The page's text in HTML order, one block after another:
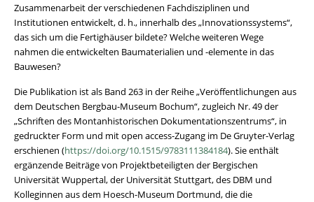
Zusammenarbeit der verschiedenen Fachdisziplinen und
Institutionen entwickelt, d. h., innerhalb des „Innovationssystems“,
das sich um die Fertighäuser bildete? Welche weiteren Wege
nahmen die entwickelten Baumaterialien und -elemente in das
Bauwesen?
Die Publikation ist als Band 263 in der Reihe „Veröffentlichungen aus
dem Deutschen Bergbau-Museum Bochum“, zugleich Nr. 49 der
„Schriften des Montanhistorischen Dokumentationszentrums“, in
gedruckter Form und mit open access-Zugang im De Gruyter-Verlag
erschienen (https://doi.org/10.1515/9783111384184). Sie enthält
ergänzende Beiträge von Projektbeteiligten der Bergischen
Universität Wuppertal, der Universität Stuttgart, des DBM und
Kolleginnen aus dem Hoesch-Museum Dortmund, die die